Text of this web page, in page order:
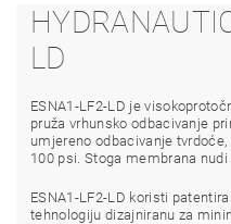
LD
ESNA1-LF2-LD je
pruža vrhunsko odbacivanje
umjereno odbacivanje
100 psi. Stoga membrana
ESNA1-LF2-LD koristi
tehnologiju dizajniranu za